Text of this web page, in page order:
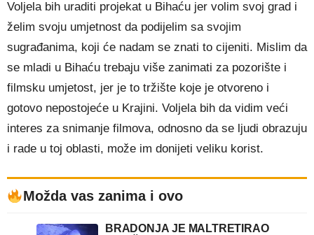
Voljela bih uraditi projekat u Bihaću jer volim svoj grad i
želim svoju umjetnost da podijelim sa svojim
sugrađanima, koji će nadam se znati to cijeniti. Mislim da
se mladi u Bihaću trebaju više zanimati za pozorište i
filmsku umjetost, jer je to tržište koje je otvoreno i
gotovo nepostojeće u Krajini. Voljela bih da vidim veći
interes za snimanje filmova, odnosno da se ljudi obrazuju
i rade u toj oblasti, može im donijeti veliku korist.
Možda vas zanima i ovo
BRADONJA JE MALTRETIRAO